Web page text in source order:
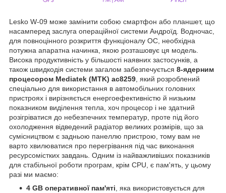
Lesko W-09 може замінити собою смартфон або планшет, що
насамперед заслуга операційної системи Андроїд. Водночас,
для повноцінного розкриття функціоналу ОС, необхідна
потужна апаратна начинка, якою розташовує ця модель.
Висока продуктивність у більшості наявних застосунків, а
також швидкодія системи загалом забезпечується 8-ядерним
процесором Mediatek (MTK) ac8259, який розроблений
спеціально для використання в автомобільних головних
пристроях і вирізняється енергоефективністю й низьким
показником виділення тепла, хоч процесор і не здатний
розігріватися до небезпечних температур, проте під його
охолодження відведений радіатор великих розмірів, що за
сумісництвом є задньою панеллю пристрою, тому вам не
варто хвилюватися про перегрівання під час виконання
ресурсомістких завдань. Одним із найважливіших показників
для стабільної роботи програм, крім CPU, є пам'ять, у цьому
разі ми маємо:
4 GB оперативної пам'яті, яка використовується для